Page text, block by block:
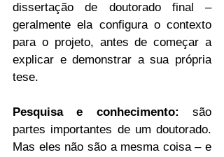
dissertação de doutorado final –
geralmente ela configura o contexto
para o projeto, antes de começar a
explicar e demonstrar a sua própria
tese.
Pesquisa e conhecimento: são
partes importantes de um doutorado.
Mas eles não são a mesma coisa – e